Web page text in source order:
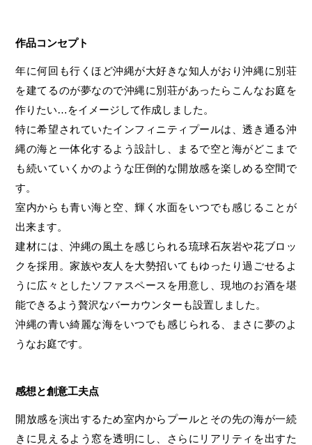
作品コンセプト
年に何回も行くほど沖縄が大好きな知人がおり沖縄に別荘
を建てるのが夢なので沖縄に別荘があったらこんなお庭を
作りたい…をイメージして作成しました。
特に希望されていたインフィニティプールは、透き通る沖
縄の海と一体化するよう設計し、まるで空と海がどこまで
も続いていくかのような圧倒的な開放感を楽しめる空間で
す。
室内からも青い海と空、輝く水面をいつでも感じることが
出来ます。
建材には、沖縄の風土を感じられる琉球石灰岩や花ブロッ
クを採用。家族や友人を大勢招いてもゆったり過ごせるよ
うに広々としたソファスペースを用意し、現地のお酒を堪
能できるよう贅沢なバーカウンターも設置しました。
沖縄の青い綺麗な海をいつでも感じられる、まさに夢のよ
うなお庭です。
感想と創意工夫点
開放感を演出するため室内からプールとその先の海が一続
きに見えるよう窓を透明にし、さらにリアリティを出すた